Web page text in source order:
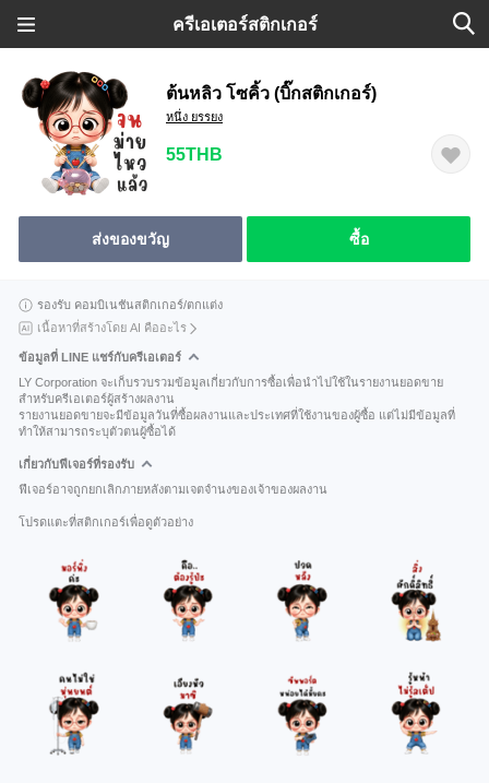
ครีเอเตอร์สติกเกอร์
ต้นหลิว โซคิ้ว (บิ๊กสติกเกอร์)
หนึ่ง ยรรยง
55THB
ส่งของขวัญ ซื้อ
รองรับ คอมบิเนชันสติกเกอร์/ตกแต่ง
เนื้อหาที่สร้างโดย AI คืออะไร
ข้อมูลที่ LINE แชร์กับครีเอเตอร์
LY Corporation จะเก็บรวบรวมข้อมูลเกี่ยวกับการซื้อเพื่อนำไปใช้ในรายงานยอดขาย
สำหรับครีเอเตอร์ผู้สร้างผลงาน
รายงานยอดขายจะมีข้อมูลวันที่ซื้อผลงานและประเทศที่ใช้งานของผู้ซื้อ แต่ไม่มีข้อมูลที่
ทำให้สามารถระบุตัวตนผู้ซื้อได้
เกี่ยวกับฟีเจอร์ที่รองรับ
ฟีเจอร์อาจถูกยกเลิกภายหลังตามเจตจำนงของเจ้าของผลงาน
โปรดแตะที่สติกเกอร์เพื่อดูตัวอย่าง